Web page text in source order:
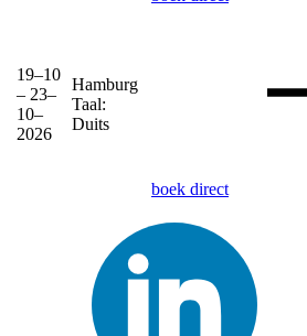
19–10
– 23–
10–
2026
Hamburg
Taal:
Duits
boek direct